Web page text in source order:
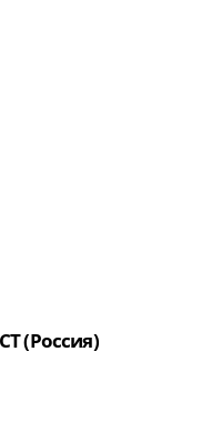
(Россия)